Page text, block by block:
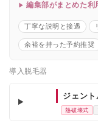
編集部がまとめた利
丁寧な説明と接遇
余裕を持った予約推奨
導入脱毛器
ジェント
熱破壊式